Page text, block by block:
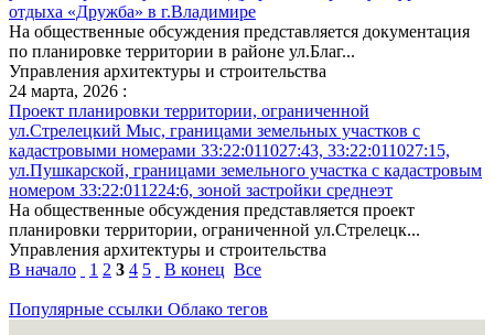
отдыха «Дружба» в г.Владимире
На общественные обсуждения представляется документация
по планировке территории в районе ул.Благ...
Управления архитектуры и строительства
24 марта, 2026 :
Проект планировки территории, ограниченной
ул.Стрелецкий Мыс, границами земельных участков с
кадастровыми номерами 33:22:011027:43, 33:22:011027:15,
ул.Пушкарской, границами земельного участка с кадастровым
номером 33:22:011224:6, зоной застройки среднеэт
На общественные обсуждения представляется проект
планировки территории, ограниченной ул.Стрелецк...
Управления архитектуры и строительства
В начало
1 2 3 4 5 В конец Все
Популярные ссылки Облако тегов